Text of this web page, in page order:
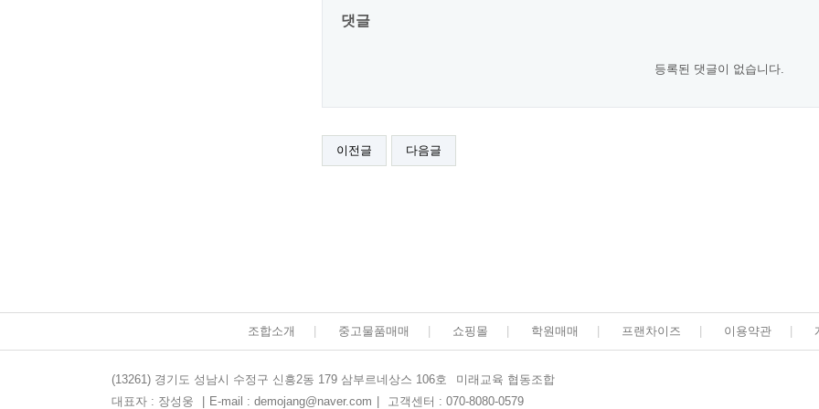
댓글
등록된 댓글이 없습니다.
이전글 다음글
조합소개 중고물품매매 쇼핑몰 학원매매 프랜차이즈 이용약관
(13261) 경기도 성남시 수정구 신흥2동 179 삼부르네상스 106호
미래교육 협동조합
대표자 : 장성웅
E-mail : demojang@naver.com 고객센터 : 070-8080-0579